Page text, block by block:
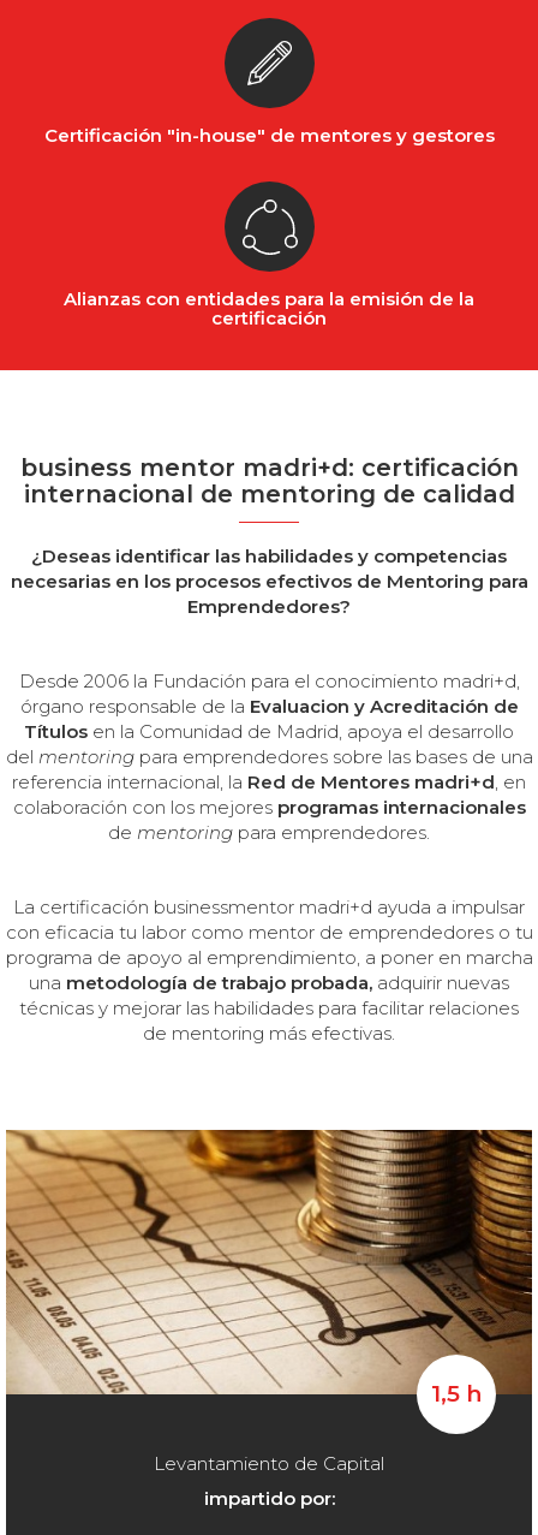
Certificación "in-house" de mentores y gestores
Alianzas con entidades para la emisión de la
certificación
business mentor madri+d: certificación
internacional de mentoring de calidad
¿Deseas identificar las habilidades y competencias
necesarias en los procesos efectivos de Mentoring para
Emprendedores?
Desde 2006 la Fundación para el conocimiento madri+d,
órgano responsable de la Evaluacion y Acreditación de
Títulos en la Comunidad de Madrid, apoya el desarrollo
del mentoringpara emprendedores sobre las bases de una
referencia internacional, la Red de Mentores madri+d, en
colaboración con los mejores programas internacionales
de mentoring para emprendedores.
La certificación businessmentor madri+d ayuda a impulsar
con eficacia tu labor como mentor de emprendedores o tu
programa de apoyo al emprendimiento, a poner en marcha
una metodología de trabajo probada, adquirir nuevas
técnicas y mejorar las habilidades para facilitar relaciones
de mentoring más efectivas.
1,5 h
Levantamiento de Capital
impartido por: